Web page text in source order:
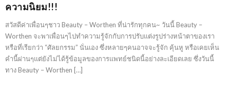
ความนิยม!!!
สวัสดีค่าเพื่อนๆชาว Beauty – Worthen ที่น่ารักทุกคน~ วันนี้ Beauty –
Worthen จะพาเพื่อนๆไปทำความรู้จักกับการปรับแต่งรูปร่างหน้าตาของเรา
หรือที่เรียกว่า “ศัลยกรรม” นั่นเอง ซึ่งหลายๆคนอาจจะรู้จัก คุ้นหู หรือเคยเห็น
คำนี้ผ่านๆแต่ยังไม่ได้รู้ข้อมูลของการแพทย์ชนิดนี้อย่างละเอียดเลย ซึ่งวันนี้
ทาง Beauty – Worthen […]